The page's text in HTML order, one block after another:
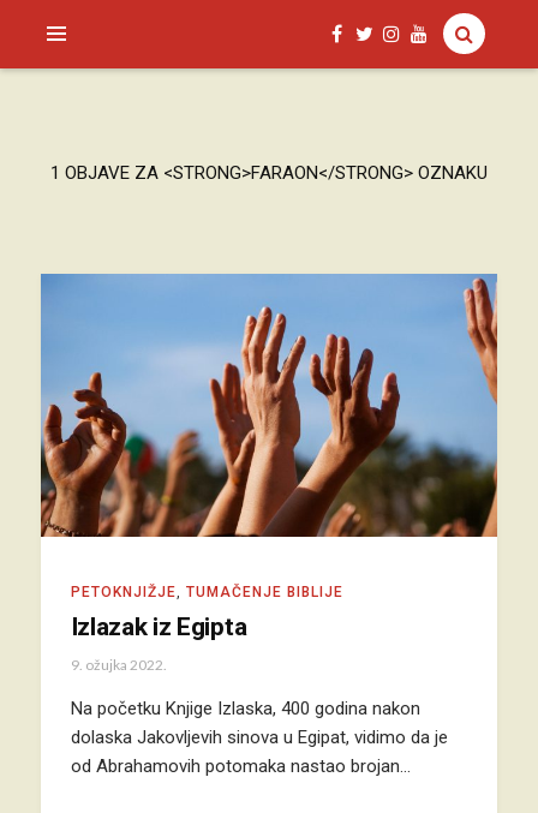
SAGUD.XYZ
1 OBJAVE ZA <STRONG>FARAON</STRONG> OZNAKU
PETOKNJIŽJE TUMAČENJE BIBLIJE
Izlazak iz Egipta
9. ožujka 2022.
Na početku Knjige Izlaska, 400 godina nakon
dolaska Jakovljevih sinova u Egipat, vidimo da je
od Abrahamovih potomaka nastao brojan…